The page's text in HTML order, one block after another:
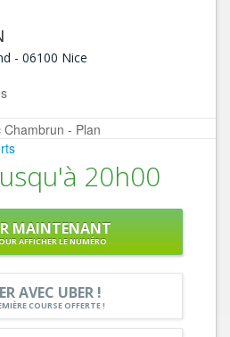
- 06100 Nice
20h00
MAINTENANT
AFFICHER LE NUMÉRO
AVEC UBER !
COURSE OFFERTE !